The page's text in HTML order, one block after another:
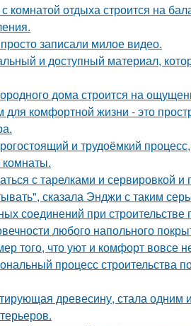
комнатой отдыха строится на
записали милое видео.
и доступный материал,
дома строится на
комфортной жизни - это
и трудоёмкий
с тарелками и сервировкой и
сказала Энджи с таким
соединений при строительстве
любого напольного
того, что уют и комфорт вовсе
процесс строительства
древесину, стала